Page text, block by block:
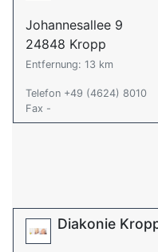
Johannesallee 9
24848 Kropp
Entfernung: 13 km
Telefon +49 (4624) 8010
Fax -
Diakonie